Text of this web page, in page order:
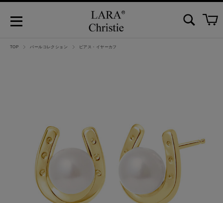
TOP パールコレクション ピアス・イヤーカフ